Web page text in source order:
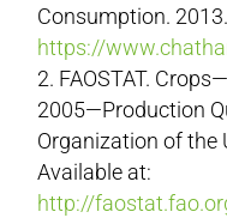
Consumption.
https://
FAOSTAT.
2005—Production
Organization of the
Available at:
http://